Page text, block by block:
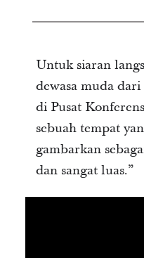
Untuk siaran
dewasa muda
di Pusat
sebuah tempat
gambarkan
dan sangat luas.”